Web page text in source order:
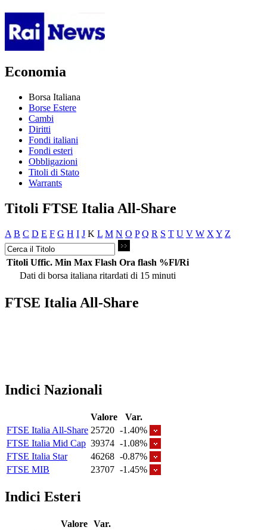
Economia
Borsa Italiana
Borse Estere
Cambi
Diritti
Fondi italiani
Fondi esteri
Obbligazioni
Titoli di Stato
Warrants
Titoli FTSE Italia All-Share
A B C D E F G H I J K L M N O P Q R S T U V W X Y Z
Titoli Uffic. Min Max Flash Ora flash %Fl/Ri
Dati di borsa italiana ritardati di 15 minuti
FTSE Italia All-Share
Indici Nazionali
Valore
Var.
FTSE Italia All-Share 25720 -1.40%
FTSE Italia Mid Cap 39374 -1.08%
FTSE Italia Star
46268 -0.87%
FTSE MIB
23707 -1.45%
Indici Esteri
Valore Var.